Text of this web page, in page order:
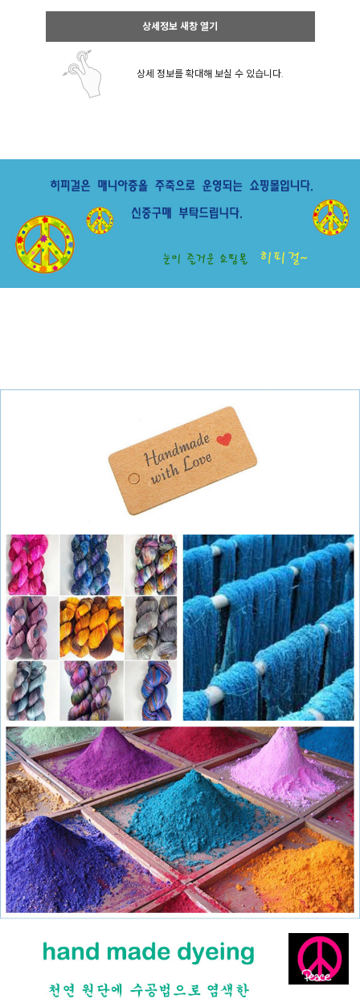
상세정보 새창 열기
상세 정보를 확대해 보실 수 있습니다.